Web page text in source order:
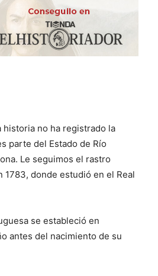
no ha registrado la
parte del Estado de Río
Le seguimos el rastro
donde estudió en el Real
se estableció en
antes del nacimiento de su